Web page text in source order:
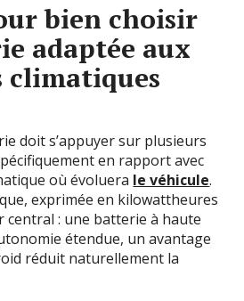
bien choisir
adaptée aux
doit s’appuyer sur plusieurs
en rapport avec
où évoluera le véhicule.
exprimée en kilowattheures
central : une batterie à haute
étendue, un avantage
réduit naturellement la